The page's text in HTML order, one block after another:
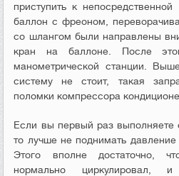
приступить к
баллон с фреоном,
со шлангом были направлены
кран на баллоне. После
манометрической станции.
систему не стоит, такая
поломки компрессора
Если вы первый раз выполняете
то лучше не поднимать
Этого вполне достаточно,
нормально циркулировал,